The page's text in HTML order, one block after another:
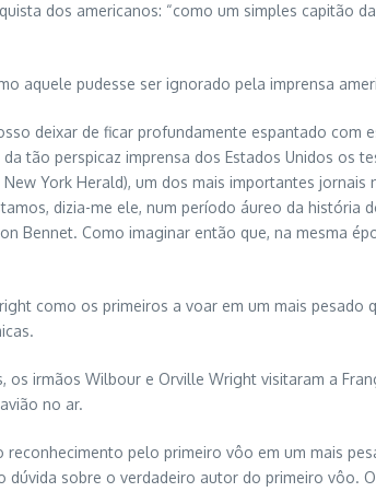
dos americanos: “como um simples capitão
aquele pudesse ser ignorado pela imprensa
deixar de ficar profundamente espantado
tão perspicaz imprensa dos Estados Unidos os
York Herald), um dos mais importantes
dizia-me ele, num período áureo da
Bennet. Como imaginar então que, na mesma
como os primeiros a voar em um mais pesado
os irmãos Wilbour e Orville Wright visitaram a
no ar.
pelo primeiro vôo em um mais
dúvida sobre o verdadeiro autor do primeiro